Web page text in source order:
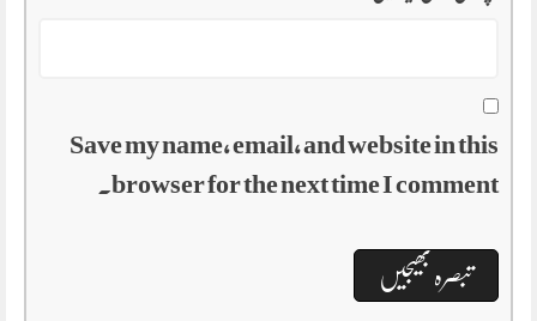
Save my name, email, and website in this
browser for the next time I comment.